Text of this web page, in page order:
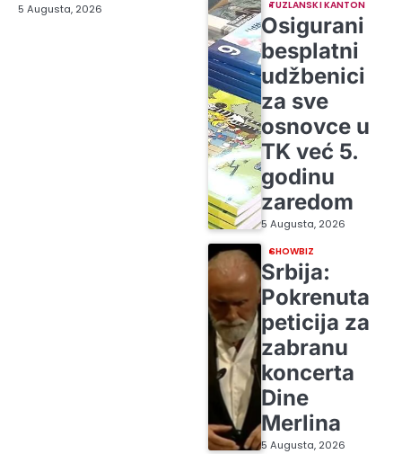
5 Augusta, 2026 TUZLANSKI KANTON
Osigurani
besplatni
udžbenici
za sve
osnovce u
TK već 5.
godinu
zaredom
5 Augusta, 2026
SHOWBIZ
Srbija:
Pokrenuta
peticija za
zabranu
koncerta
Dine
Merlina
5 Augusta, 2026